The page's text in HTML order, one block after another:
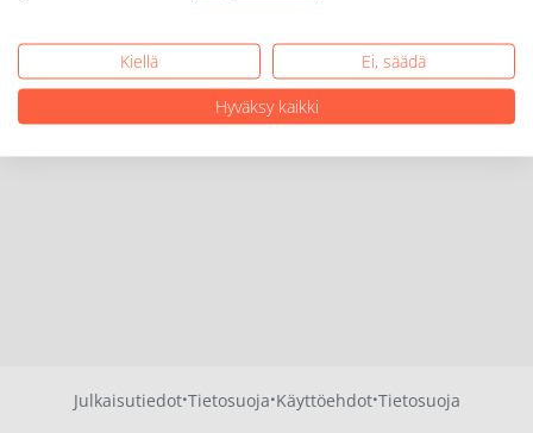
Julkaisutiedot·Tietosuoja·Käyttöehdot·Tietosuoja
Kiellä
Ei, säädä
Hyväksy kaikki